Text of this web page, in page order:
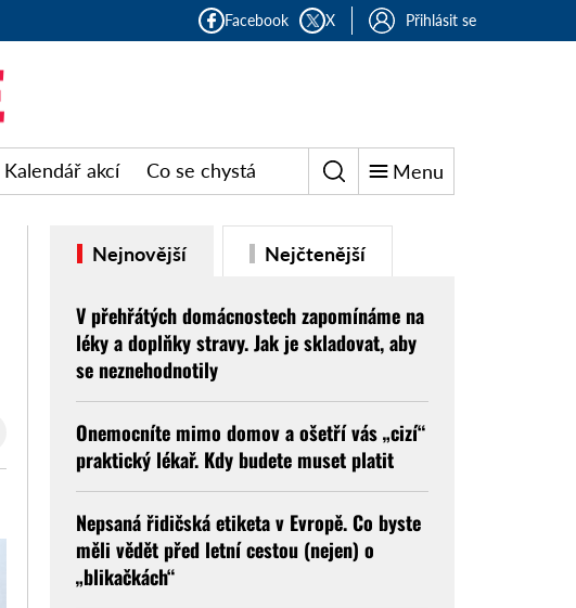
Facebook X Přihlásit se
Kalendář akcí Co se chystá Menu
Nejnovější Nejčtenější
V přehřátých domácnostech zapomínáme na
léky a doplňky stravy. Jak je skladovat, aby
se neznehodnotily
Onemocníte mimo domov a ošetří vás „cizí“
praktický lékař. Kdy budete muset platit
Nepsaná řidičská etiketa v Evropě. Co byste
měli vědět před letní cestou (nejen) o
„blikačkách“